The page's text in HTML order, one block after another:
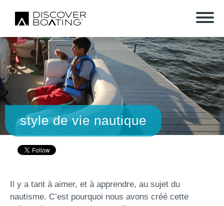
style de vie nautique
Il y a tant à aimer, et à apprendre, au sujet du
nautisme. C’est pourquoi nous avons créé cette